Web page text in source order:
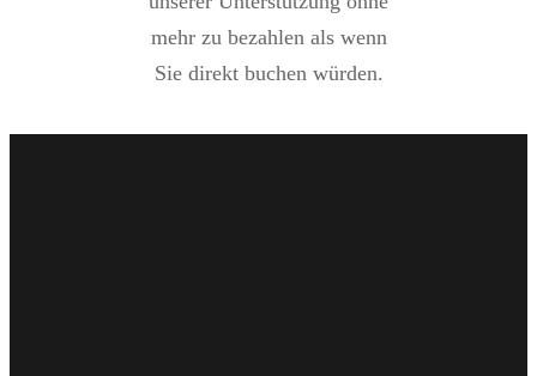
mehr zu bezahlen als wenn
Sie direkt buchen würden.